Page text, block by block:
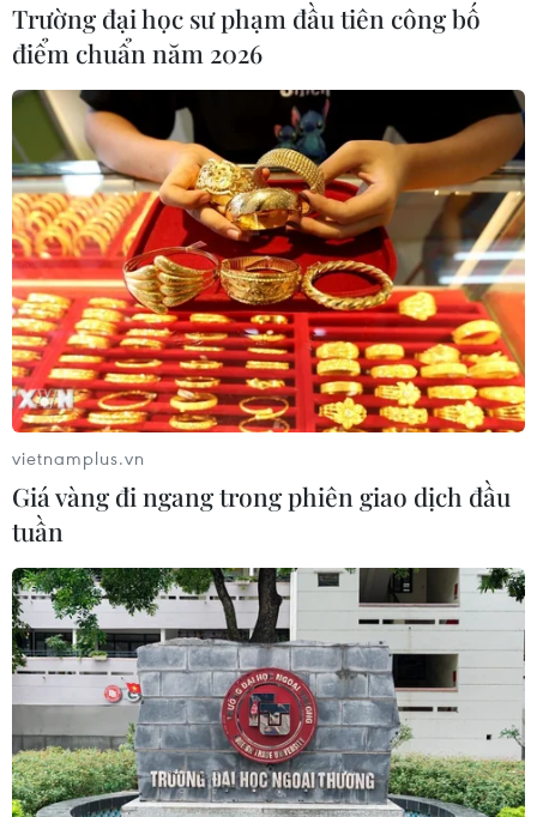
Trường đại học sư phạm đầu tiên công bố
điểm chuẩn năm 2026
vietnamplus.vn
Giá vàng đi ngang trong phiên giao dịch đầu
tuần